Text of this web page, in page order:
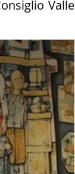
Valle